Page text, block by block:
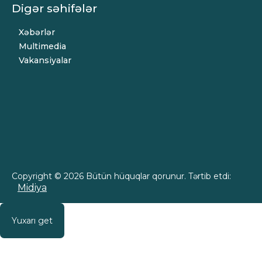
Digər səhifələr
Xəbərlər
Multimedia
Vakansiyalar
Copyright © 2026 Bütün hüquqlar qorunur. Tərtib etdi:
Midiya
Yuxarı get